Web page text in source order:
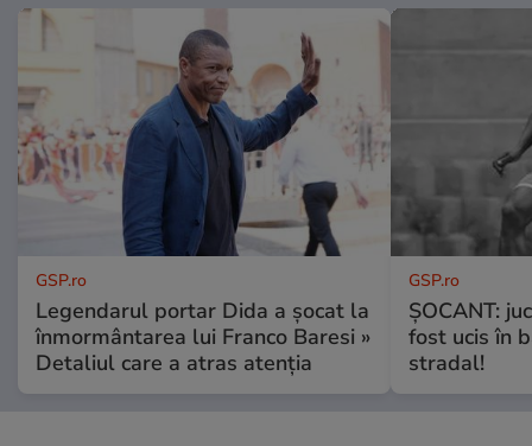
GSP.ro
Legendarul portar Dida a șocat la
înmormântarea lui Franco Baresi »
Detaliul care a atras atenția
GSP.ro
ȘOCANT:
fost ucis în
stradal!